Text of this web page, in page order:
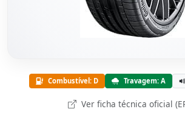
Combustível: D Travagem: A
Ver ficha técnica oficial